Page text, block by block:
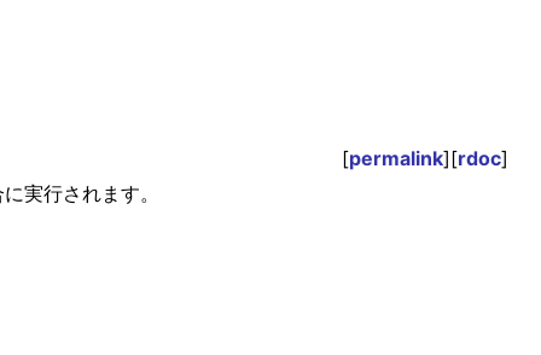
[permalink][rdoc]
実行されます。